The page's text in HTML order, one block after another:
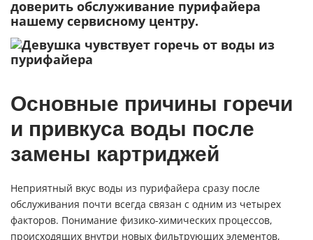
доверить обслуживание пурифайера
нашему сервисному центру.
Основные причины горечи
и привкуса воды после
замены картриджей
Неприятный вкус воды из пурифайера сразу после
обслуживания почти всегда связан с одним из четырех
факторов. Понимание физико-химических процессов,
происходящих внутри новых фильтрующих элементов,